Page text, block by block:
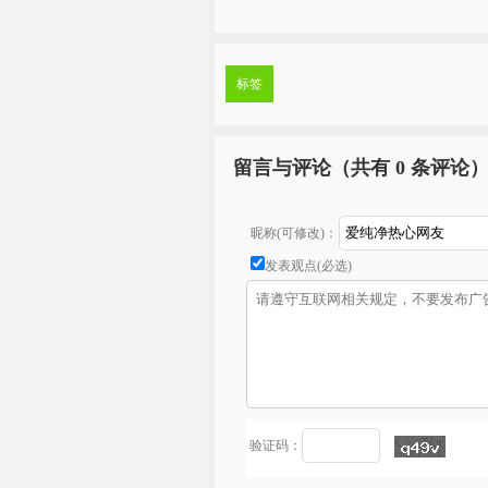
标签
留言与评论（共有 0 条评论）
昵称(可修改)：
发表观点(必选)
验证码：